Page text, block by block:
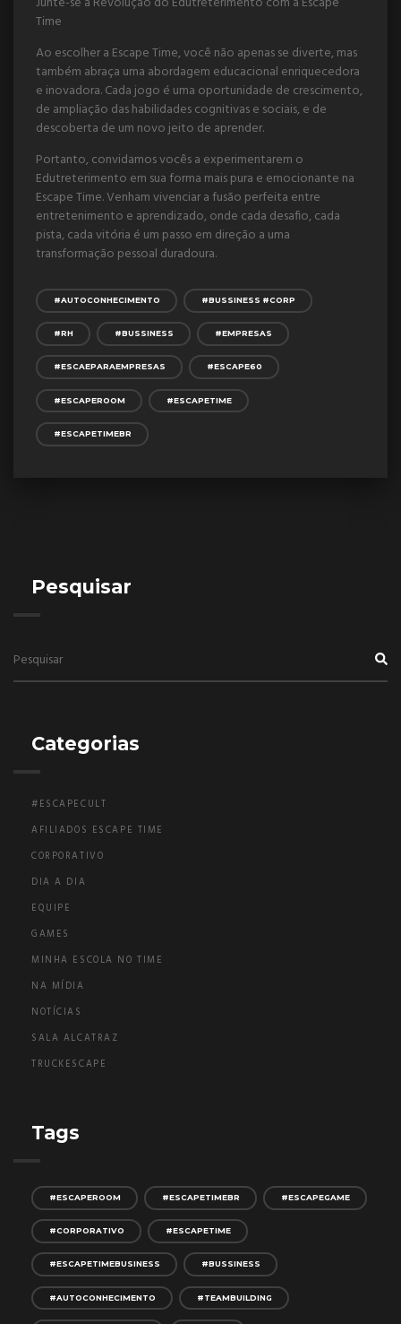
Time
Ao escolher a Escape Time, você não apenas se diverte, mas
também abraça uma abordagem educacional enriquecedora
e inovadora. Cada jogo é uma oportunidade de crescimento,
de ampliação das habilidades cognitivas e sociais, e de
descoberta de um novo jeito de aprender.
Portanto, convidamos vocês a experimentarem o
Edutreterimento em sua forma mais pura e emocionante na
Escape Time. Venham vivenciar a fusão perfeita entre
entretenimento e aprendizado, onde cada desafio, cada
pista, cada vitória é um passo em direção a uma
transformação pessoal duradoura.
#AUTOCONHECIMENTO #BUSSINESS #CORP
#RH #BUSSINESS #EMPRESAS
#ESCAEPARAEMPRESAS #ESCAPE60
#ESCAPEROOM #ESCAPETIME
#ESCAPETIMEBR
Pesquisar
Categorias
#ESCAPECULT
AFILIADOS ESCAPE TIME
CORPORATIVO
DIA A DIA
EQUIPE
GAMES
MINHA ESCOLA NO TIME
NA MÍDIA
NOTÍCIAS
SALA ALCATRAZ
TRUCKESCAPE
Tags
#ESCAPEROOM #ESCAPETIMEBR #ESCAPEGAME
#CORPORATIVO #ESCAPETIME
#ESCAPETIMEBUSINESS #BUSSINESS
#AUTOCONHECIMENTO #TEAMBUILDING